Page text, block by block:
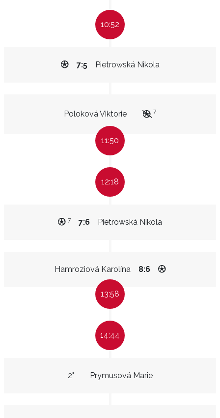
10:52
Pietrowská Nikola
7:5
Poloková Viktorie 7
11:50
12:18
Pietrowská Nikola
7:6
7
Hamroziová Karolína 8:6
13:58
14:44
Prymusová Marie
2"